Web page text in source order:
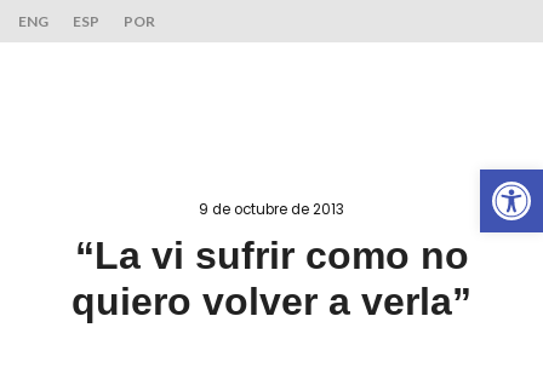
ENG ESP POR
9 de octubre de 2013
“La vi sufrir como no
quiero volver a verla”